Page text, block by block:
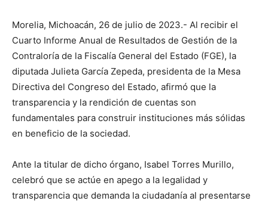
Morelia, Michoacán, 26 de julio de 2023.- Al recibir el
Cuarto Informe Anual de Resultados de Gestión de la
Contraloría de la Fiscalía General del Estado (FGE), la
diputada Julieta García Zepeda, presidenta de la Mesa
Directiva del Congreso del Estado, afirmó que la
transparencia y la rendición de cuentas son
fundamentales para construir instituciones más sólidas
en beneficio de la sociedad.
Ante la titular de dicho órgano, Isabel Torres Murillo,
celebró que se actúe en apego a la legalidad y
transparencia que demanda la ciudadanía al presentarse